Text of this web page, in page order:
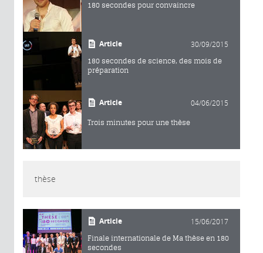
180 secondes pour convaincre
Article 30/09/2015
180 secondes de science, des mois de
préparation
Article 04/06/2015
Trois minutes pour une thèse
thèse
Article 15/06/2017
Finale internationale de Ma thèse en 180
secondes